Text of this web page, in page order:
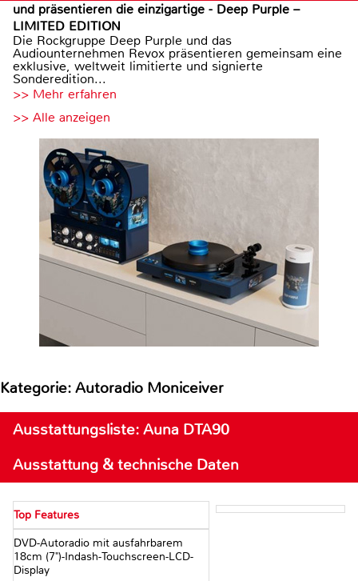
und präsentieren die einzigartige - Deep Purple –
LIMITED EDITION
Die Rockgruppe Deep Purple und das
Audiounternehmen Revox präsentieren gemeinsam eine
exklusive, weltweit limitierte und signierte
Sonderedition...
>> Mehr erfahren
>> Alle anzeigen
Kategorie: Autoradio Moniceiver
Ausstattungsliste: Auna DTA90
Ausstattung & technische Daten
Top Features
DVD-Autoradio mit ausfahrbarem
18cm (7")-Indash-Touchscreen-LCD-
Display